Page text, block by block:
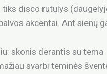
disco rutulys
akcentai. Ant
skonis derantis su tema
svarbi teminės